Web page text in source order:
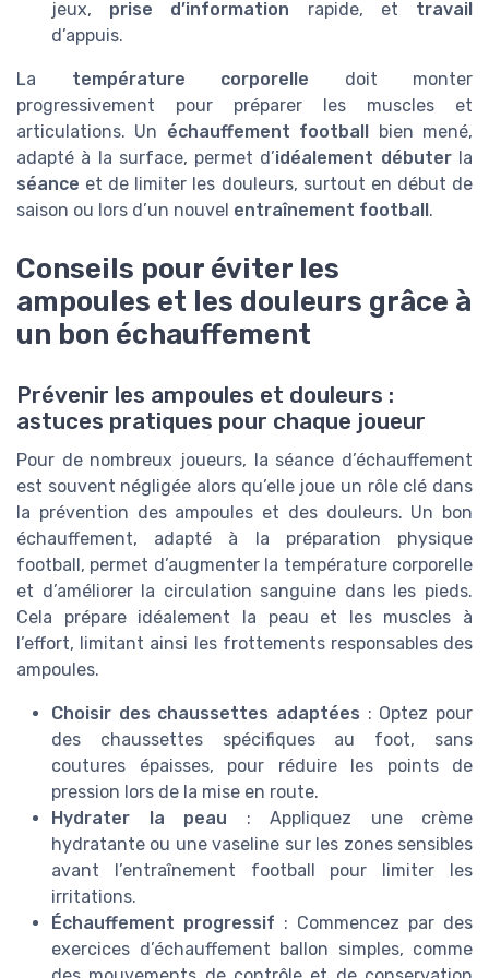
jeux, prise d’information rapide, et travail
d’appuis.
La température corporelle doit monter
progressivement pour préparer les muscles et
articulations. Un échauffement football bien mené,
adapté à la surface, permet d’idéalement débuterla
séance et de limiter les douleurs, surtout en début de
saison ou lors d’un nouvel entraînement football.
Conseils pour éviter les
ampoules et les douleurs grâce à
un bon échauffement
Prévenir les ampoules et douleurs :
astuces pratiques pour chaque joueur
Pour de nombreux joueurs, la séance d’échauffement
est souvent négligée alors qu’elle joue un rôle clé dans
la prévention des ampoules et des douleurs. Un bon
échauffement, adapté à la préparation physique
football, permet d’augmenter la température corporelle
et d’améliorer la circulation sanguine dans les pieds.
Cela prépare idéalement la peau et les muscles à
l’effort, limitant ainsi les frottements responsables des
ampoules.
Choisir des chaussettes adaptées : Optez pour
des chaussettes spécifiques au foot, sans
coutures épaisses, pour réduire les points de
pression lors de la mise en route.
Hydrater la peau : Appliquez une crème
hydratante ou une vaseline sur les zones sensibles
avant l’entraînement football pour limiter les
irritations.
Échauffement progressif : Commencez par des
exercices d’échauffement ballon simples, comme